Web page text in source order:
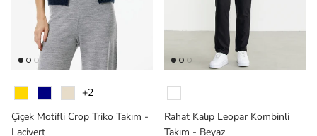
Renk
+2
Çiçek Motifli Crop Triko Takım -
Lacivert
Renk
Rahat Kalıp Leopar Kombinli
Takım - Beyaz